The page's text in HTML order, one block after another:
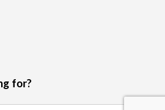
for?